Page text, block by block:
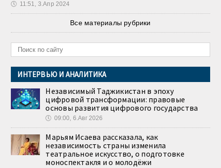
🕔 11:51, 3.Апр 2024
Все материалы рубрики
ИНТЕРВЬЮ И АНАЛИТИКА
Независимый Таджикистан в эпоху
цифровой трансформации: правовые
основы развития цифрового государства
🕔 09:00, 6.Авг 2026
Марьям Исаева рассказала, как
независимость страны изменила
театральное искусство, о подготовке
моноспектакля и о молодёжи